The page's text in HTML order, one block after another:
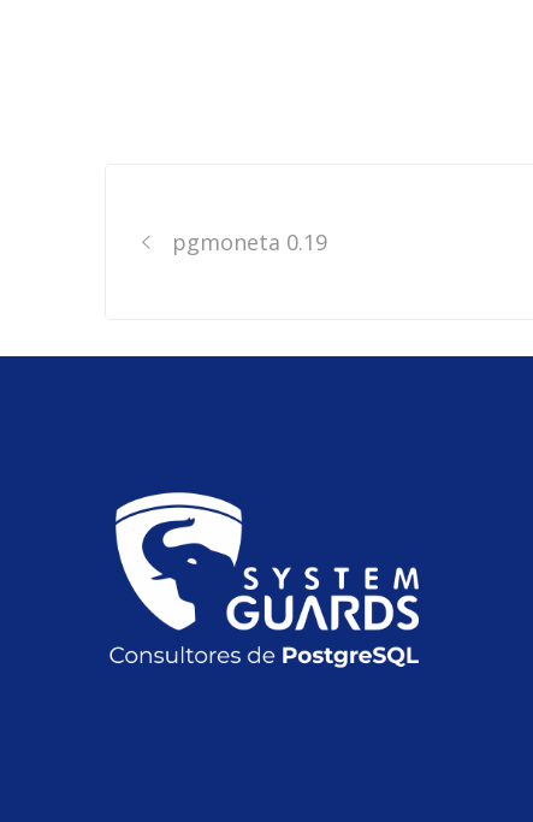
navigation
pgmoneta 0.19